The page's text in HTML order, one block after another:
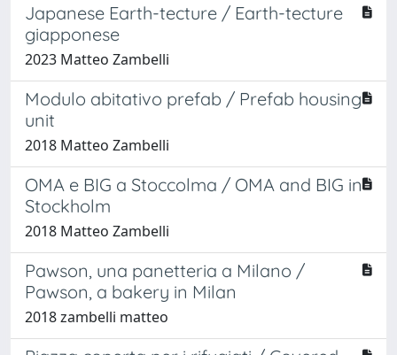
Japanese Earth-tecture / Earth-tecture
giapponese
2023 Matteo Zambelli
Modulo abitativo prefab / Prefab housing
unit
2018 Matteo Zambelli
OMA e BIG a Stoccolma / OMA and BIG in
Stockholm
2018 Matteo Zambelli
Pawson, una panetteria a Milano /
Pawson, a bakery in Milan
2018 zambelli matteo